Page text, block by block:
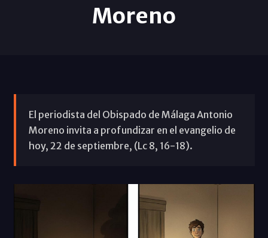
Moreno
El periodista del Obispado de Málaga Antonio
Moreno invita a profundizar en el evangelio de
hoy, 22 de septiembre, (Lc 8, 16-18).